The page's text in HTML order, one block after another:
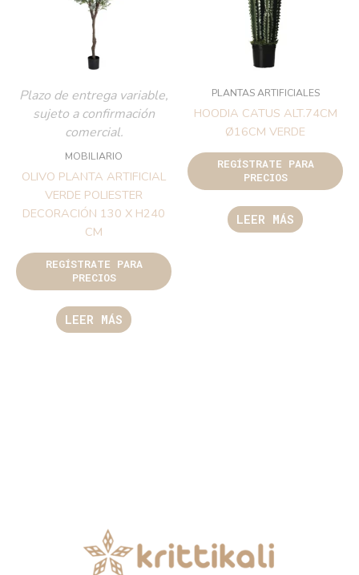
Plazo de entrega variable,
sujeto a confirmación
comercial.
MOBILIARIO
OLIVO PLANTA ARTIFICIAL
VERDE POLIESTER
DECORACIÓN 130 X H240
CM
REGÍSTRATE PARA
PRECIOS
LEER MÁS
PLANTAS ARTIFICIALES
HOODIA CATUS ALT.74CM
Ø16CM VERDE
REGÍSTRATE PARA
PRECIOS
LEER MÁS